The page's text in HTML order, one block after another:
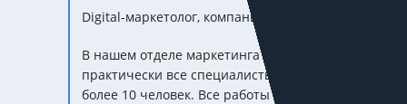
Digital-маркетолог, компания FIRST
В нашем отделе маркетинга находятся
практически все специалисты со штатом
более 10 человек. Все работы выполняем